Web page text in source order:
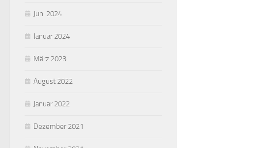
Juni 2024
Januar 2024
März 2023
August 2022
Januar 2022
Dezember 2021